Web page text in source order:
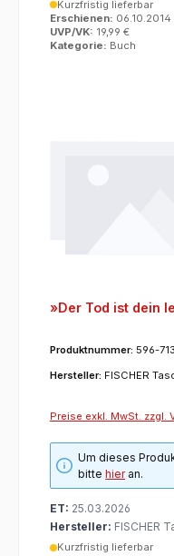
Kurzfristig lieferbar
Erschienen: 06.10.2014
UVP/VK: 19,99 €
Kategorie: Buch
»Der Tod ist dein
Produktnummer: 596-
Hersteller: FISCHER
Preise exkl. MwSt. zzgl.
Um dieses
bittehieran.
ET: 25.03.2026
Hersteller: FISCHER
Kurzfristig lieferbar